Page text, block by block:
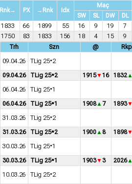
Rnk→ PX →Rnk Idx
Maç
SW SL DW DL
1833 66 1899 55 16 9 19 7
1750 83 1833 156 18 4 15 9
Trh Szn @ Rkp
09.04.26 TLig 25•2
09.04.26 TLig 25•2 1915 16 1832
06.04.26 TLig 25•1
06.04.26 TLig 25•1 1908 7 1893
31.03.26 TLig 25•2
31.03.26 TLig 25•2 1900 8 1898
30.03.26 TLig 25•1
30.03.26 TLig 25•1 1903 3 2026
10.03.26 TLig 25•2